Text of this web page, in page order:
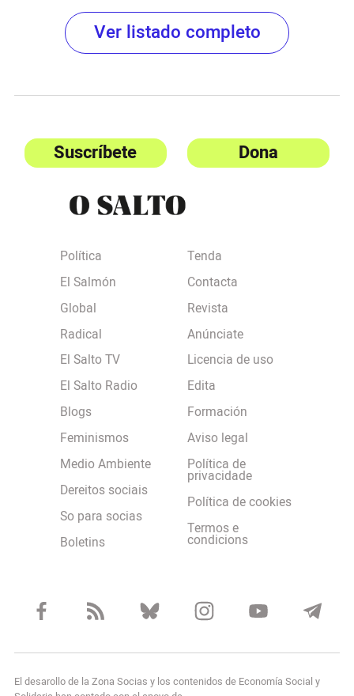
Ver listado completo
Suscríbete Dona
Política
El Salmón
Global
Radical
El Salto TV
El Salto Radio
Blogs
Feminismos
Medio Ambiente
Dereitos sociais
So para socias
Boletins
Tenda
Contacta
Revista
Anúnciate
Licencia de uso
Edita
Formación
Aviso legal
Política de
privacidade
Política de cookies
Termos e
condicions
El desarollo de la Zona Socias y los contenidos de Economía Social y